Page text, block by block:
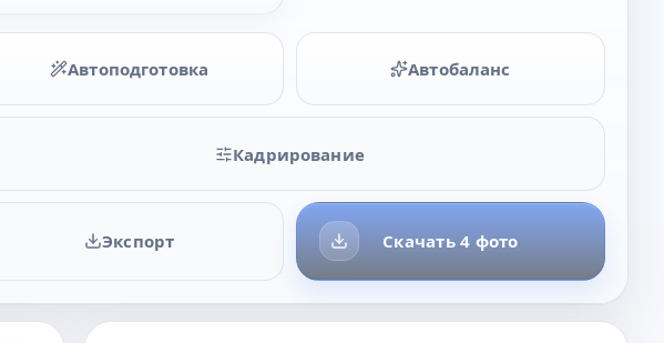
Автоподготовка Автобаланс
Кадрирование
Скачать 4 фото
Экспорт